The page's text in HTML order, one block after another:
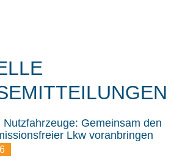
Nutzfahrzeuge: Gemeinsam den
Lkw voranbringen